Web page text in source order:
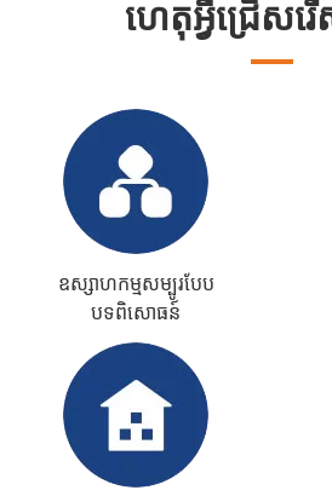
ហេតុអ្វីជ្រើស
ឧស្សាហកម្មសម្បូរបែប
បទពិសោធន៍